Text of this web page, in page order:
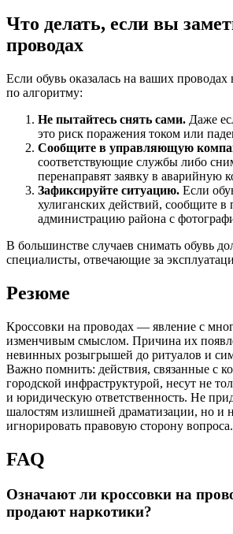
Что делать, если вы
проводах
Если обувь оказалась на ваших проводах
по алгоритму:
Не пытайтесь снять сами. Даже
это риск поражения током или
Сообщите в управляющую
соответствующие службы либо
перенаправят заявку в аварийную
Зафиксируйте ситуацию. Если
хулиганских действий, сообщите
администрацию района с
В большинстве случаев снимать обувь
специалисты, отвечающие за
Резюме
Кроссовки на проводах — явление с
изменчивым смыслом. Причина их
невинных розыгрышей до ритуалов и
Важно помнить: действия, связанные с
городской инфраструктурой, несут не
и юридическую ответственность. Не
шалостям излишней драматизации, но и
игнорировать правовую сторону вопроса.
FAQ
Означают ли кроссовки на
продают наркотики?